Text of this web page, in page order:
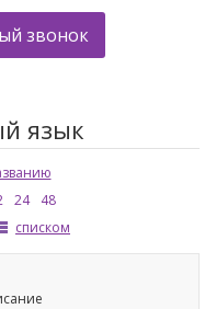
звонок
язык
24
48
списком